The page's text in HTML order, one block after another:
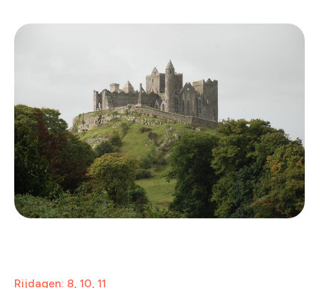
Rijdagen: 8, 10, 11